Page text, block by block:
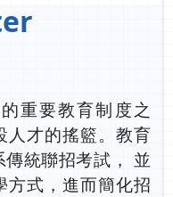
重要教育制度之
人才的搖籃。教育
統聯招考試， 並
方式，進而簡化招